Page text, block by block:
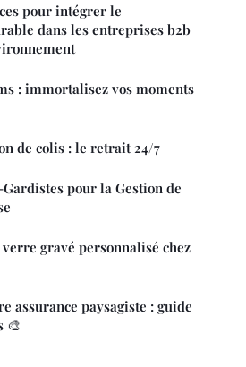
pour intégrer le
dans les entreprises b2b
: immortalisez vos moments
de colis : le retrait 24/7
pour la Gestion de
gravé personnalisé chez
assurance paysagiste : guide
🎨